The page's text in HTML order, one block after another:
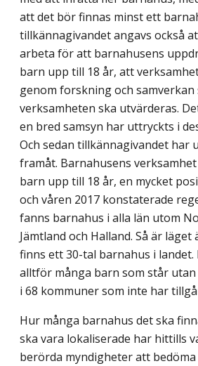
att det bör finnas minst ett
tillkännagivandet angavs också
arbeta för att barnahusens
barn upp till 18 år, att
genom forskning och
verksamheten ska utvärderas.
en bred samsyn har uttryckts i
Och sedan tillkännagivandet har
framåt. Barnahusens
barn upp till 18 år, en mycket
och våren 2017 konstaterade
fanns barnahus i alla län utom
Jämtland och Halland. Så är läget
finns ett 30-tal barnahus i
alltför många barn som står utan
i 68 kommuner som inte har
Hur många barnahus det ska
ska vara lokaliserade har hittills
berörda myndigheter att bedöma